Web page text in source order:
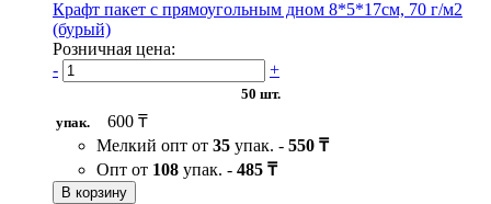
Крафт пакет с прямоугольным дном 8*5*17см, 70 г/м2
(бурый)
Розничная цена:
-
+
50 шт.
упак.
600 ₸
Мелкий опт от 35 упак. - 550 ₸
Опт от 108 упак. - 485 ₸
В корзину